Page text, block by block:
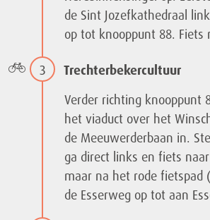
de Sint Jozefkathedraal
op tot knooppunt 88. Fiets
3
Trechterbekercultuur
Verder richting knooppunt
het viaduct over het
de Meeuwerderbaan in.
ga direct links en fiets
maar na het rode fietspad
de Esserweg op tot aan